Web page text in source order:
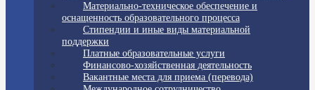
Материально-техническое обеспечение и
оснащенность образовательного процесса
Стипендии и иные виды материальной
поддержки
Платные образовательные услуги
Финансово-хозяйственная деятельность
Вакантные места для приема (перевода)